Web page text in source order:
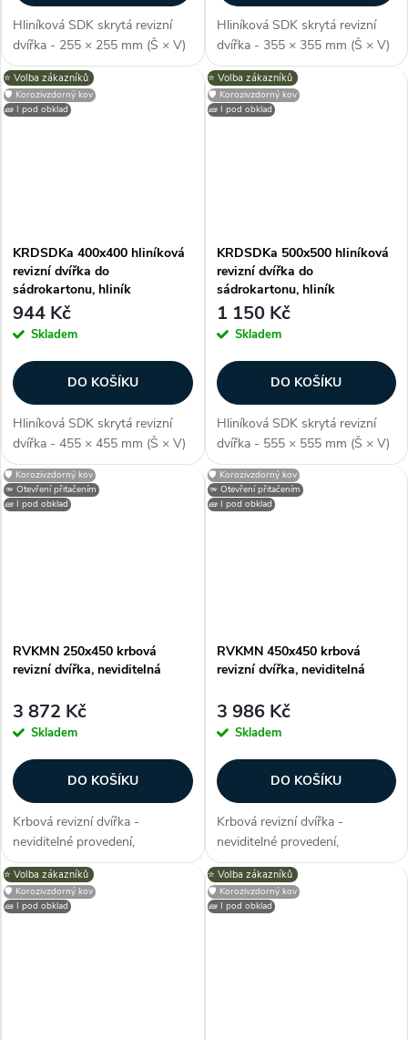
Hliníková SDK skrytá revizní
dvířka - 255 × 255 mm (Š × V)
(včetně rámu), pro skrytou /
neviditelnou instalaci, montáž
pod sádrokarton, odolné proti
Hliníková SDK skrytá revizní
dvířka - 355 × 355 mm (Š × V)
(včetně rámu), pro skrytou /
neviditelnou instalaci, montáž
pod sádrokarton, odolné proti
⭐️ Volba zákazníků
🧱 I pod obklad
🛡️ Korozivzdorný kov
KRDSDKa 400x400 hliníková
revizní dvířka do
sádrokartonu, hliník
944 Kč
Skladem
DO KOŠÍKU
Hliníková SDK skrytá revizní
dvířka - 455 × 455 mm (Š × V)
(včetně rámu), pro skrytou /
neviditelnou instalaci, montáž
pod sádrokarton, odolné proti
⭐️ Volba zákazníků
🧱 I pod obklad
🛡️ Korozivzdorný kov
KRDSDKa 500x500 hliníková
revizní dvířka do
sádrokartonu, hliník
1 150 Kč
Skladem
DO KOŠÍKU
Hliníková SDK skrytá revizní
dvířka - 555 × 555 mm (Š × V)
(včetně rámu), pro skrytou /
neviditelnou instalaci, montáž
pod sádrokarton, odolné proti
🫳 Otevření přitačením
🧱 I pod obklad
🛡️ Korozivzdorný kov
RVKMN 250x450 krbová
revizní dvířka, neviditelná
3 872 Kč
Skladem
DO KOŠÍKU
Krbová revizní dvířka -
neviditelné provedení,
obdélníkový tvar (na výšku),
izolační deska 30 mm, plně
vyjímatelná vnitřní část, tlačný
🫳 Otevření přitačením
🧱 I pod obklad
🛡️ Korozivzdorný kov
RVKMN 450x450 krbová
revizní dvířka, neviditelná
3 986 Kč
Skladem
DO KOŠÍKU
Krbová revizní dvířka -
neviditelné provedení,
obdélníkový tvar (na výšku),
izolační deska 30 mm, plně
vyjímatelná vnitřní část, tlačný
⭐️ Volba zákazníků
🧱 I pod obklad
🛡️ Korozivzdorný kov
⭐️ Volba zákazníků
🧱 I pod obklad
🛡️ Korozivzdorný kov